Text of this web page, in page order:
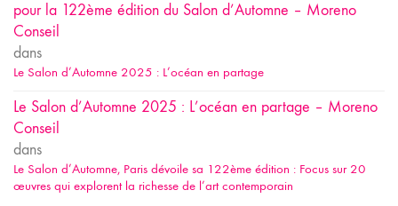
pour la 122ème édition du Salon d’Automne – Moreno
Conseil
dans
Le Salon d’Automne 2025 : L’océan en partage
Le Salon d’Automne 2025 : L’océan en partage – Moreno
Conseil
dans
Le Salon d’Automne, Paris dévoile sa 122ème édition : Focus sur 20
œuvres qui explorent la richesse de l’art contemporain